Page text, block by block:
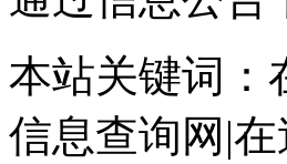
本站关键词：
信息查询网|